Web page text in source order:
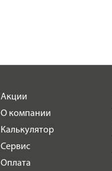
Акции
О компании
Калькулятор
Сервис
Оплата